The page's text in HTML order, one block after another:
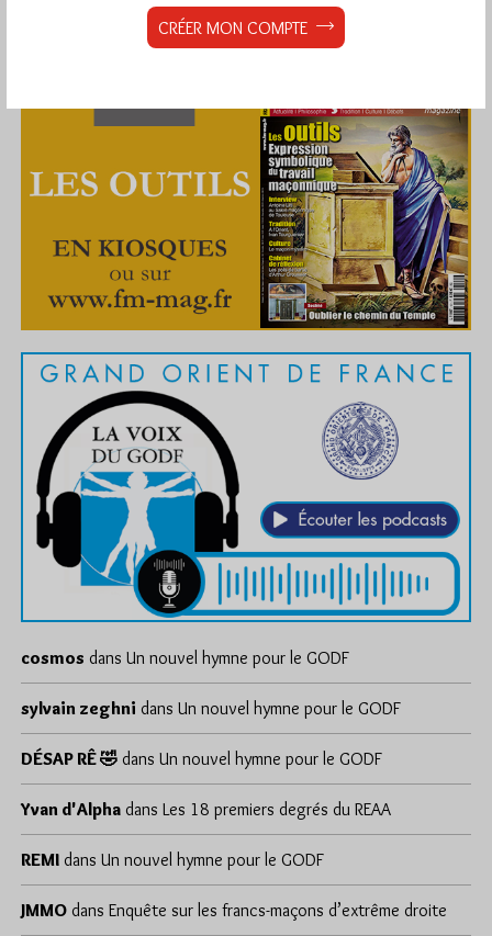
cosmos dans Un nouvel hymne pour le GODF
sylvain zeghni dans Un nouvel hymne pour le GODF
DÉSAP RÊ 🤣 dans Un nouvel hymne pour le GODF
Yvan d'Alpha dans Les 18 premiers degrés du REAA
REMI dans Un nouvel hymne pour le GODF
JMMO dans Enquête sur les francs-maçons d’extrême droite
CRÉER MON COMPTE